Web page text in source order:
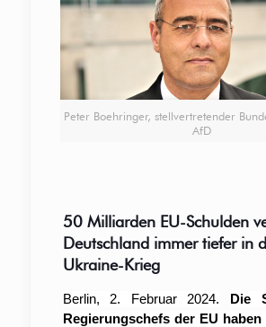
Peter Boehringer, stellvertretender
AfD
50 Milliarden EU-Schulden
Deutschland immer tiefer in
Ukraine-Krieg
Berlin, 2. Februar 2024.
Die
Regierungschefs der EU